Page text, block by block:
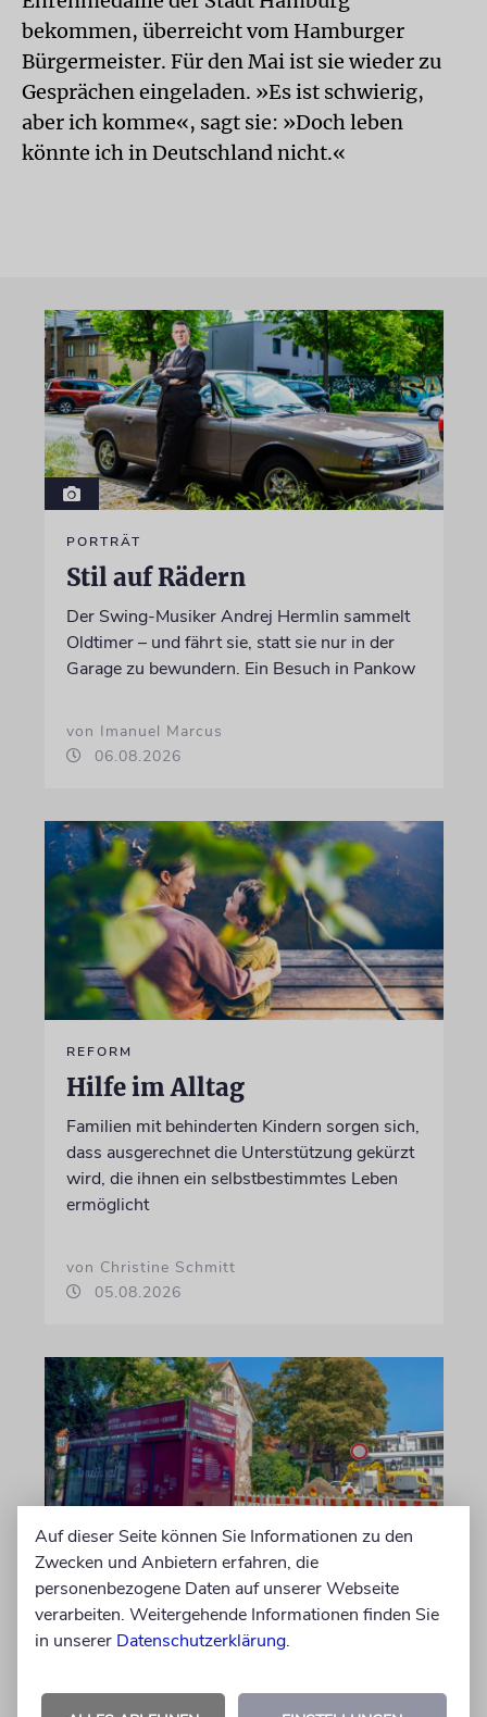
bekommen, überreicht vom Hamburger
Bürgermeister. Für den Mai ist sie wieder zu
Gesprächen eingeladen. »Es ist schwierig,
aber ich komme«, sagt sie: »Doch leben
könnte ich in Deutschland nicht.«
PORTRÄT
Stil auf Rädern
Der Swing-Musiker Andrej Hermlin sammelt
Oldtimer – und fährt sie, statt sie nur in der
Garage zu bewundern. Ein Besuch in Pankow
von Imanuel Marcus
06.08.2026
REFORM
Hilfe im Alltag
Familien mit behinderten Kindern sorgen sich,
dass ausgerechnet die Unterstützung gekürzt
wird, die ihnen ein selbstbestimmtes Leben
ermöglicht
von Christine Schmitt
05.08.2026
ERFURT
Schicht um Schicht
seit wenigen Tagen nach einem Stück
Auf dieser Seite können Sie Informationen zu den
Zwecken und Anbietern erfahren, die
personenbezogene Daten auf unserer Webseite
verarbeiten. Weitergehende Informationen finden Sie
in unserer Datenschutzerklärung.